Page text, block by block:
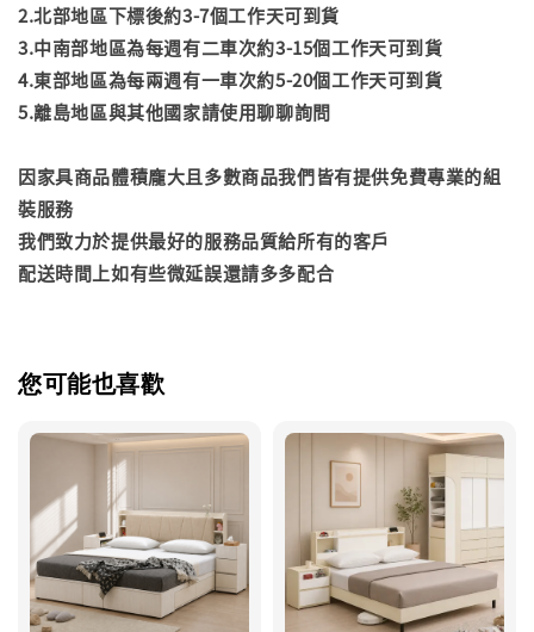
2.北部地區下標後約3-7個工作天可到貨
3.中南部地區為每週有二車次約3-15個工作天可到貨
4.東部地區為每兩週有一車次約5-20個工作天可到貨
5.離島地區與其他國家請使用聊聊詢問
因家具商品體積龐大且多數商品我們皆有提供免費專業的組
裝服務
我們致力於提供最好的服務品質給所有的客戶
配送時間上如有些微延誤還請多多配合
您可能也喜歡